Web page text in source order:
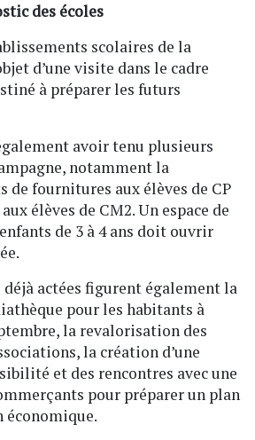
des écoles
scolaires de la
d’une visite dans le cadre
à préparer les futurs
avoir tenu plusieurs
notamment la
fournitures aux élèves de CP
élèves de CM2. Un espace de
de 3 à 4 ans doit ouvrir
actées figurent également la
pour les habitants à
la revalorisation des
la création d’une
et des rencontres avec une
pour préparer un plan
économique.